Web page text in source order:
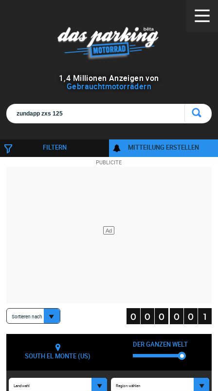
1 ,4 Millionen Anzeigen von
Gebrauchtmotorrädern
FILTERN MITTEILUNG ERSTELLEN
Sortieren nach
SOUTH EL MONTE (US)
DER GANZEN WELT
Landwahl Region wählen